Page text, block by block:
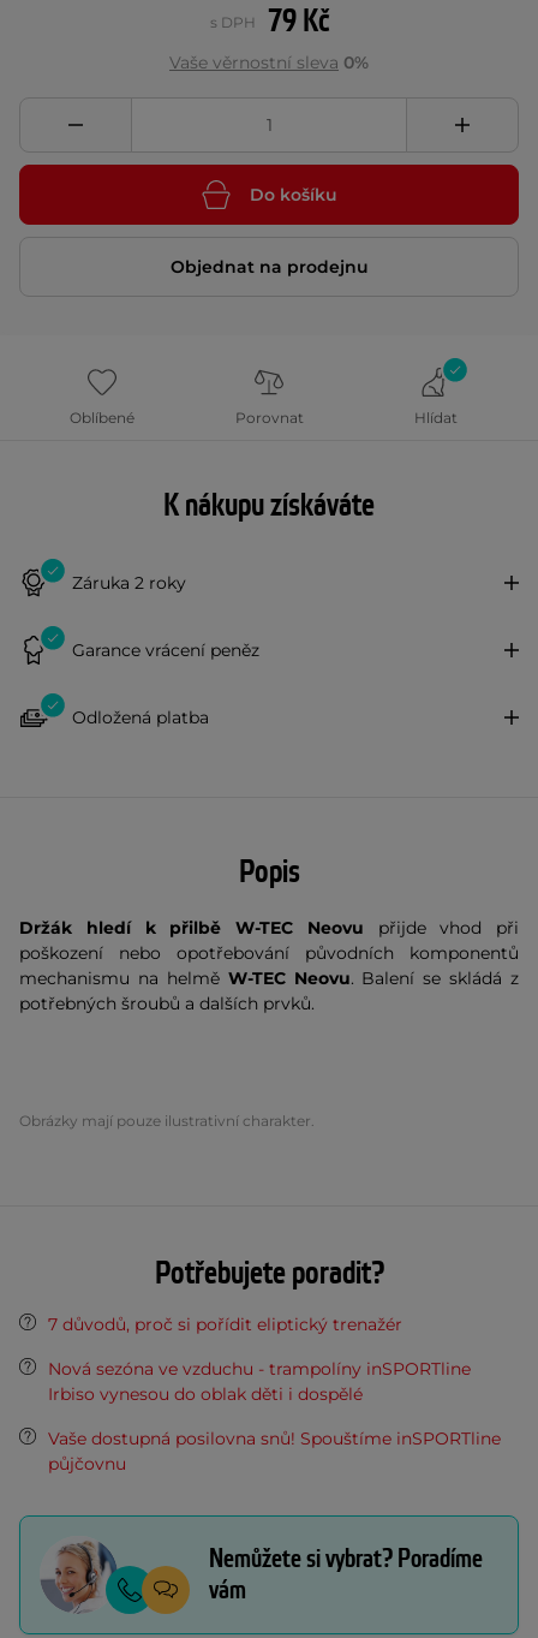
79 Kč
s DPH
Vaše věrnostní sleva 0%
Do košíku
Objednat na prodejnu
Oblíbené Porovnat Hlídat
K nákupu získáváte
Záruka 2 roky
Garance vrácení peněz
Odložená platba
Popis
Držák hledí k přilbě W-TEC Neovu přijde vhod při
poškození nebo opotřebování původních komponentů
mechanismu na helmě W-TEC Neovu. Balení se skládá z
potřebných šroubů a dalších prvků.
Obrázky mají pouze ilustrativní charakter.
Potřebujete poradit?
7 důvodů, proč si pořídit eliptický trenažér
Nová sezóna ve vzduchu - trampolíny inSPORTline
Irbiso vynesou do oblak děti i dospělé
Vaše dostupná posilovna snů! Spouštíme inSPORTline
půjčovnu
Nemůžete si vybrat? Poradíme
vám